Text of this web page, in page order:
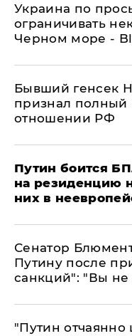
Украина по
ограничивать
Черном море -
Бывший генсек
признал полный
отношении РФ
Путин боится
на резиденцию
них в
Сенатор
Путину после
санкций": "Вы не
"Путин отчаянно